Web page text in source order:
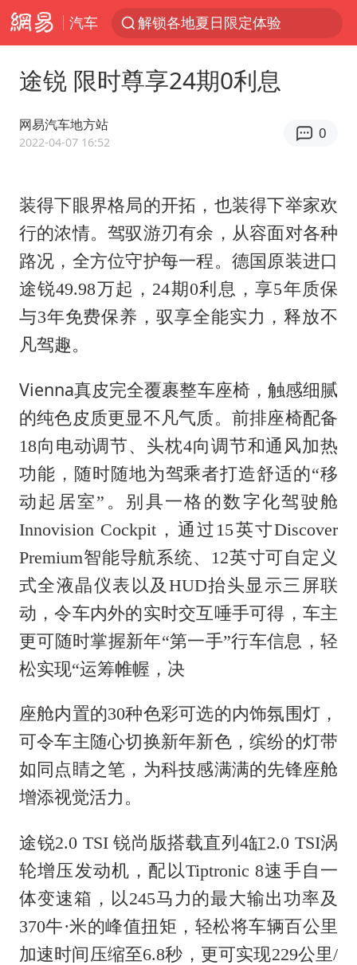
汽车
解锁各地夏日限定体验
名创优品一次性内裤 颜面尽失
金饰克价一夜涨回1300元
梁家辉：到内地拍戏不是北上是回归
白海豚将正面袭击贯穿浙江
酒店回应车内过夜被收150元
牛津大学一纸声明甩不了锅
女主硬加吻戏短剧已下架
“六爷”挂一颗出场
香港宏福苑火灾或由烟头引起
浙江台州《告全体市民书》
《给阿嬷的情书》售后来了
人民的健康、体质、幸福一脉相承
途锐 限时尊享24期0利息
网易汽车地方站
2022-04-07 16:52
0
装得下眼界格局的开拓，也装得下举家欢
行的浓情。驾驭游刃有余，从容面对各种
路况，全方位守护每一程。德国原装进口
途锐49.98 万起， 24期0利息，享5年质保
与3年免费保养，驭享全能实力，释放不
凡驾趣。
Vienna真皮完全覆裹整车座椅，触感细腻
的纯色皮质更显不凡气质。前排座椅配备
18向电动调节、头枕4向调节和通风加热
功能，随时随地为驾乘者打造舒适的“移
动起居室” 。别具一格的数字化驾驶舱
Innovision Cockpit ，通过 15英寸Discover
Premium智能导航系统、 12英寸可自定义
式全液晶仪表以及 HUD抬头显示三屏联
动，令车内外的实时交互唾手可得，车主
更可随时掌握新年“第一手”行车信息，轻
松实现“运筹帷幄，决
座舱内置的30种色彩可选的内饰氛围灯，
可令车主随心切换新年新色，缤纷的灯带
如同点睛之笔，为科技感满满的先锋座舱
增添视觉活力。
途锐2.0 TSI 锐尚版搭载直列 4缸2.0 TSI涡
轮增压发动机，配以Tiptronic 8速手自一
体变速箱，以245马力的最大输出功率及
370牛·米的峰值扭矩，轻松将车辆百公里
加速时间压缩至6.8秒，更可实现229公里/